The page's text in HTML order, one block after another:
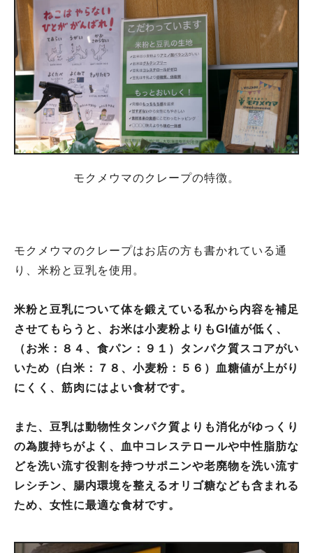
モクメウマのクレープの特徴。
モクメウマのクレープはお店の方も書かれている通
り、米粉と豆乳を使用。
米粉と豆乳について体を鍛えている私から内容を補足
させてもらうと、お米は小麦粉よりもGI値が低く、
（お米：８４、食パン：９１）タンパク質スコアがい
いため（白米：７８、小麦粉：５６）血糖値が上がり
にくく、筋肉にはよい食材です。
また、豆乳は動物性タンパク質よりも消化がゆっくり
の為腹持ちがよく、血中コレステロールや中性脂肪な
どを洗い流す役割を持つサポニンや老廃物を洗い流す
レシチン、腸内環境を整えるオリゴ糖なども含まれる
ため、女性に最適な食材です。